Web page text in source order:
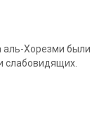
Хорезми
слабовидящих.